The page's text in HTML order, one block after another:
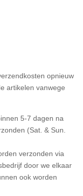
opnieuw
artikelen vanwege
5-7 dagen na
(Sat. & Sun.
verzonden via
door we elkaar
ook worden